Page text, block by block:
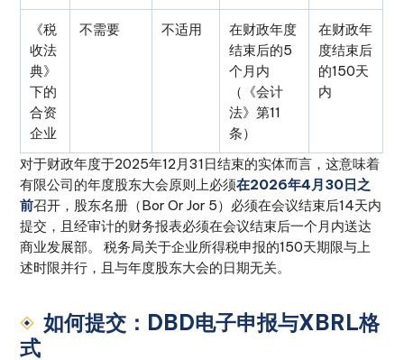
《税
收法
典》
下的
合资
企业
不需要 不适用
在财政年度
结束后的5
个月内
（《会计
法》第11
条）
在财政年
度结束后
的150天
内
对于财政年度于2025年12月31日结束的实体而言，这意味着
有限公司的年度股东大会原则上必须在2026年4月30日之
前召开，股东名册（Bor Or Jor 5）必须在会议结束后14天内
提交，且经审计的财务报表必须在会议结束后一个月内送达
商业发展部。 税务局关于企业所得税申报的150天期限与上
述时限并行，且与年度股东大会的日期无关。
如何提交：DBD电子申报与XBRL格
式